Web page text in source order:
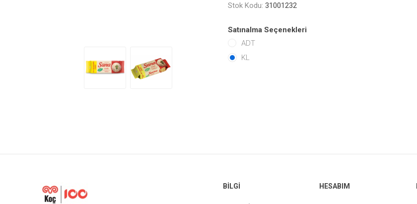
Stok Kodu: 31001232
Satınalma Seçenekleri
ADT
KL
BILGI HESABIM